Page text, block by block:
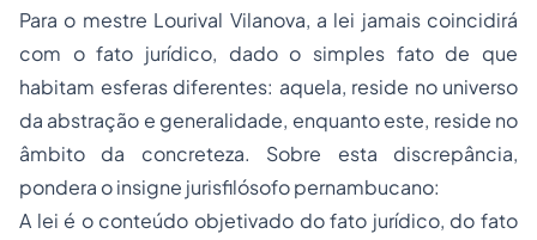
Para o mestre Lourival Vilanova, a lei jamais coincidirá
com o fato jurídico, dado o simples fato de que
habitam esferas diferentes: aquela, reside no universo
da abstração e generalidade, enquanto este, reside no
âmbito da concreteza. Sobre esta discrepância,
pondera o insigne jurisfilósofo pernambucano:
A lei é o conteúdo objetivado do fato jurídico, do fato